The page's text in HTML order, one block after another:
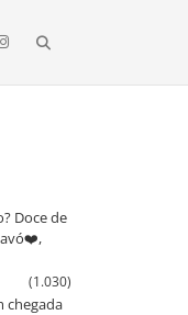
Doce de
avó❤️,
(1.030)
chegada